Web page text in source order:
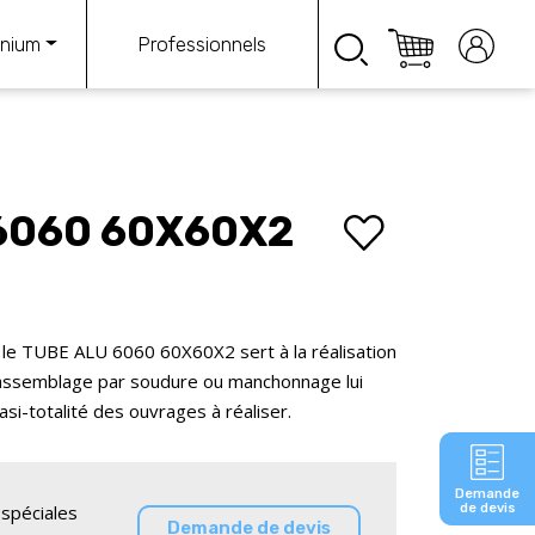
Professionnels
Demande
de devis
60X60X2
TUBE ALU 6060 60X60X2 sert à la réalisation
par soudure ou manchonnage lui
totalité des ouvrages à réaliser.
Demande de devis